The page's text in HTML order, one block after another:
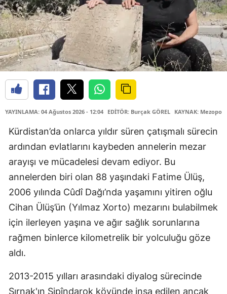
YAYINLAMA: 04 Ağustos 2026 - 12:04 EDİTÖR: Burçak GÖREL KAYNAK:
Kürdistan’da onlarca yıldır süren çatışmalı sürecin
ardından evlatlarını kaybeden annelerin mezar
arayışı ve mücadelesi devam ediyor. Bu
annelerden biri olan 88 yaşındaki Fatime Ülüş,
2006 yılında Cûdî Dağı’nda yaşamını yitiren oğlu
Cihan Ülüş’ün (Yılmaz Xorto) mezarını bulabilmek
için ilerleyen yaşına ve ağır sağlık sorunlarına
rağmen binlerce kilometrelik bir yolculuğu göze
aldı.
2013-2015 yılları arasındaki diyalog sürecinde
Şırnak'ın Sipîndarok köyünde inşa edilen ancak